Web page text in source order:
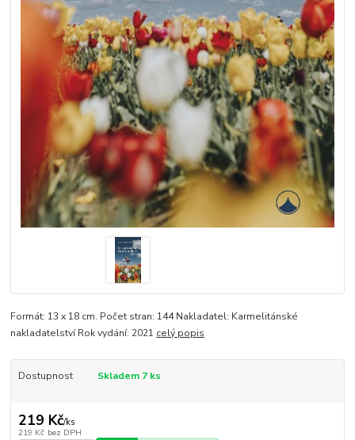
Formát: 13 x 18 cm. Počet stran: 144 Nakladatel: Karmelitánské
nakladatelství Rok vydání: 2021 celý popis
Dostupnost Skladem 7 ks
219 Kč/ks
219 Kč bez DPH